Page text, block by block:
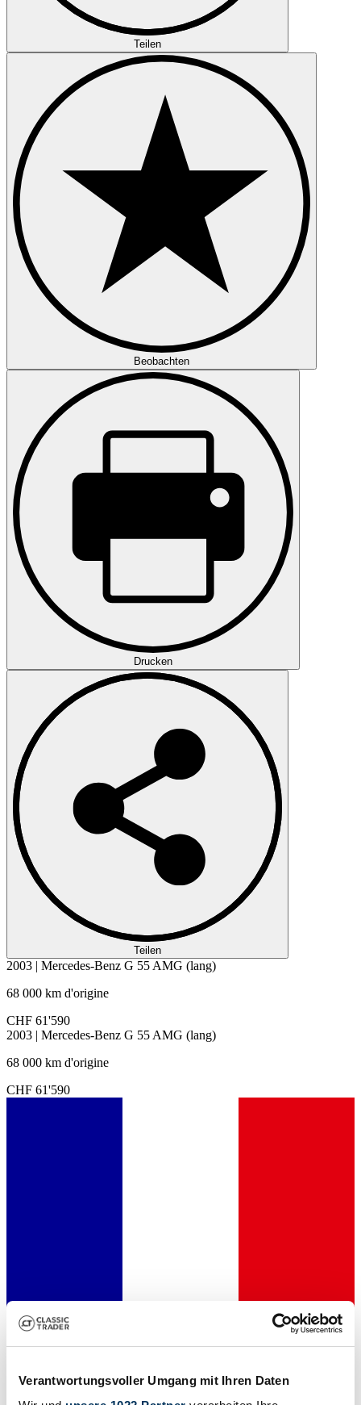
Verantwortungsvoller Umgang mit Ihren Daten
Teilen
Beobachten
Drucken
Teilen
2003 | Mercedes-Benz G 55 AMG (lang)
68 000 km d'origine
CHF 61'590
2003 | Mercedes-Benz G 55 AMG (lang)
68 000 km d'origine
CHF 61'590